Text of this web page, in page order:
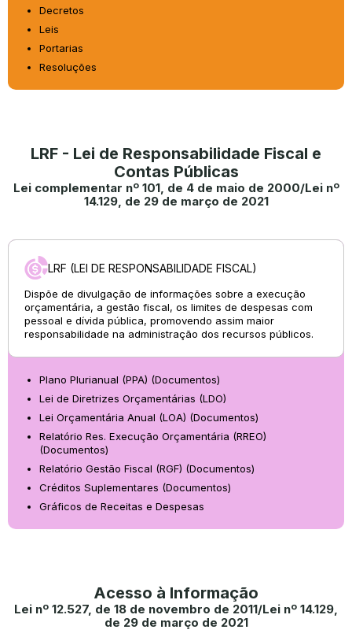
Decretos
Leis
Portarias
Resoluções
LRF - Lei de Responsabilidade Fiscal e
Contas Públicas
Lei complementar nº 101, de 4 de maio de 2000/Lei nº
14.129, de 29 de março de 2021
LRF (LEI DE RESPONSABILIDADE FISCAL)
Dispõe de divulgação de informações sobre a execução
orçamentária, a gestão fiscal, os limites de despesas com
pessoal e dívida pública, promovendo assim maior
responsabilidade na administração dos recursos públicos.
Plano Plurianual (PPA) (Documentos)
Lei de Diretrizes Orçamentárias (LDO)
Lei Orçamentária Anual (LOA) (Documentos)
Relatório Res. Execução Orçamentária (RREO)
(Documentos)
Relatório Gestão Fiscal (RGF) (Documentos)
Créditos Suplementares (Documentos)
Gráficos de Receitas e Despesas
Acesso à Informação
Lei nº 12.527, de 18 de novembro de 2011/Lei nº 14.129,
de 29 de março de 2021